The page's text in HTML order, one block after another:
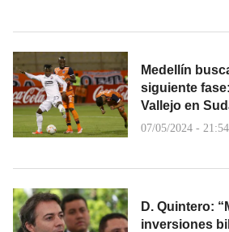
Medellín
siguiente
Vallejo en
07/05/2024 - 21:54
D. Quintero:
inversiones